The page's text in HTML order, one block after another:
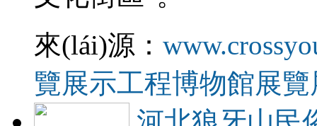
來(lái)源：
覽展示工程博物館展